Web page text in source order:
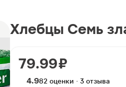
Хлебцы Семь
79.99 ₽
4.982 оценки · 3 отзыва